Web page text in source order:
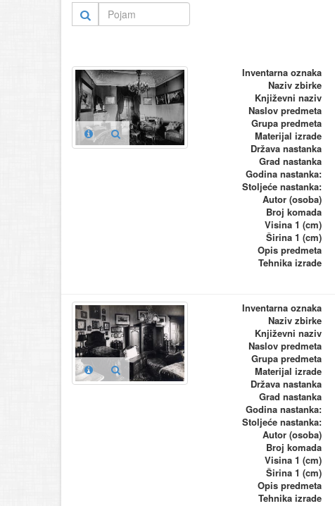
Inventarna oznaka
Naziv zbirke
Književni naziv
Naslov predmeta
Grupa predmeta
Materijal izrade
Država nastanka
Grad nastanka
Godina nastanka:
Stoljeće nastanka:
Autor (osoba)
Broj komada
Visina 1 (cm)
Širina 1 (cm)
Opis predmeta
Tehnika izrade
Inventarna oznaka
Naziv zbirke
Književni naziv
Naslov predmeta
Grupa predmeta
Materijal izrade
Država nastanka
Grad nastanka
Godina nastanka:
Stoljeće nastanka:
Autor (osoba)
Broj komada
Visina 1 (cm)
Širina 1 (cm)
Opis predmeta
Tehnika izrade